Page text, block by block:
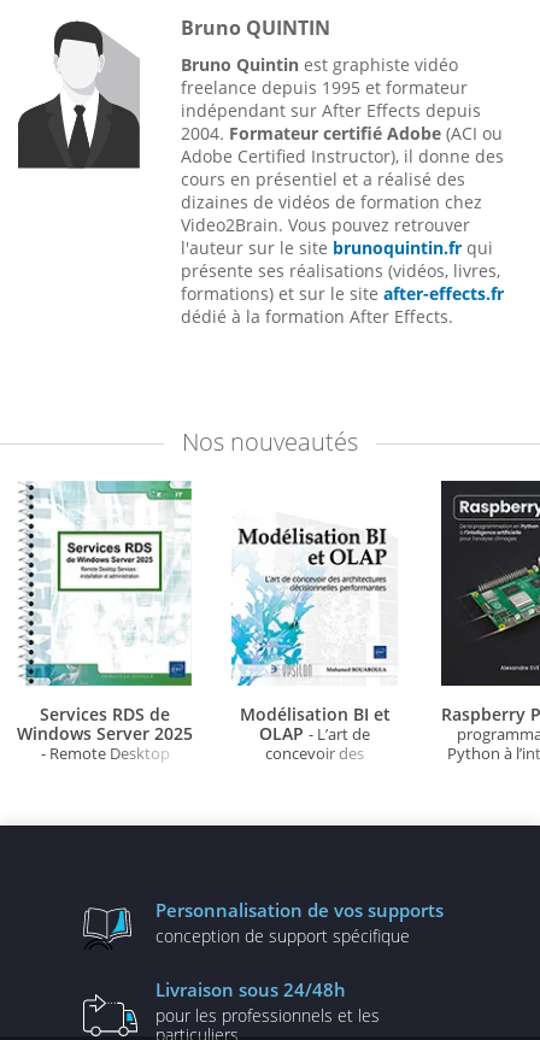
Bruno QUINTIN
Bruno Quintin est graphiste vidéo
freelance depuis 1995 et formateur
indépendant sur After Effects depuis
2004. Formateur certifié Adobe (ACI ou
Adobe Certified Instructor), il donne des
cours en présentiel et a réalisé des
dizaines de vidéos de formation chez
Video2Brain. Vous pouvez retrouver
l'auteur sur le site brunoquintin.fr qui
présente ses réalisations (vidéos, livres,
formations) et sur le site after-effects.fr
dédié à la formation After Effects.
Nos nouveautés
Services RDS de
Windows Server 2025
- Remote Desktop
Modélisation BI et
OLAP - L’art de
concevoir des
Raspberry
Python à
Personnalisation de vos supports
conception de support spécifique
Livraison sous 24/48h
pour les professionnels et les
particuliers